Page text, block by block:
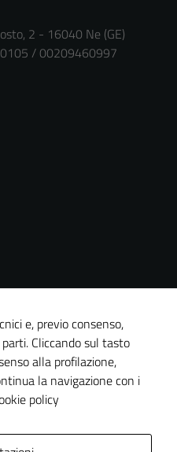
2 - 16040 Ne (GE)
/ 00209460997
e, previo consenso,
Cliccando sul tasto
alla profilazione,
la navigazione con i
policy
informazioni
personali.